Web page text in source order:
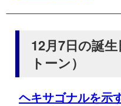
12月7日の誕
トーン）
ヘキサゴナルを示